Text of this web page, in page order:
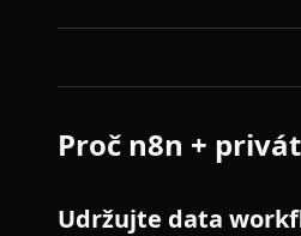
Proč n8n +
Udržujte data